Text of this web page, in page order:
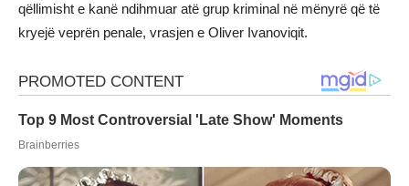
qëllimisht e kanë ndihmuar atë grup kriminal në mënyrë që të
kryejë veprën penale, vrasjen e Oliver Ivanoviqit.